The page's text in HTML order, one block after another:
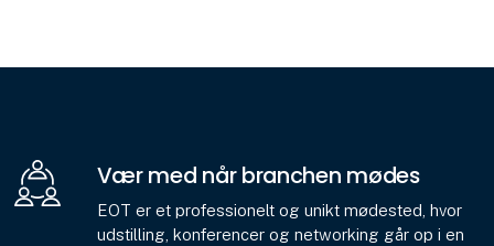
Vær med når branchen mødes
EOT er et professionelt og unikt mødested, hvor
udstilling, konferencer og networking går op i en